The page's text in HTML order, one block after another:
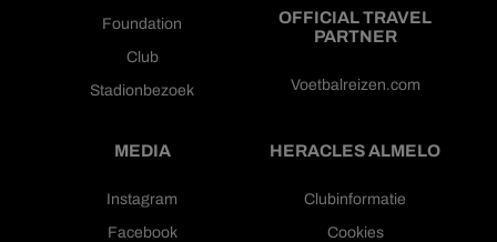
Foundation
Club
Stadionbezoek
OFFICIAL TRAVEL
PARTNER
Voetbalreizen.com
MEDIA
Instagram
Facebook
HERACLES ALMELO
Clubinformatie
Cookies